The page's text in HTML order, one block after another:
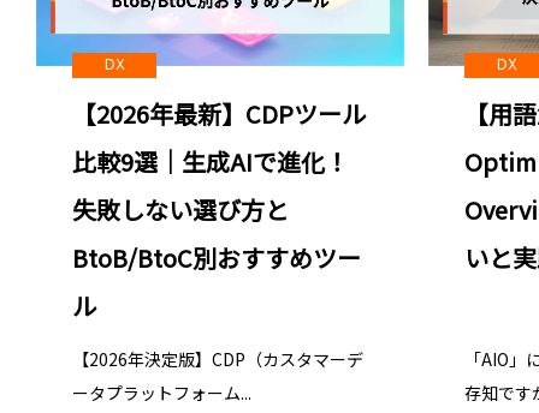
DX
【2026年最新】CDPツール
比較9選｜生成AIで進化！
失敗しない選び方と
BtoB/BtoC別おすすめツー
ル
【2026年決定版】CDP（カスタマーデ
ータプラットフォーム...
DX
【用
いと
「AIO
存知です